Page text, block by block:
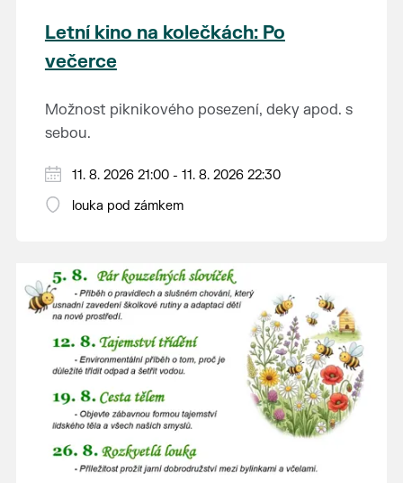
Letní kino na kolečkách: Po
večerce
Možnost piknikového posezení, deky apod. s
sebou.
V případě nepřízně počasí se promítání ruší.
Kino otevřeno hodinu před promítáním,
11. 8. 2026 21:00 - 11. 8. 2026 22:30
louka pod zámkem